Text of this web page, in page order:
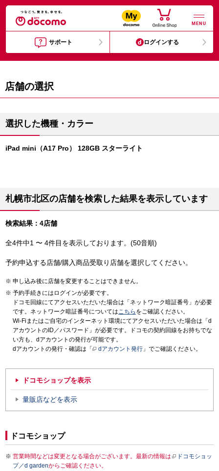
MENU
サポート ログインする
店舗の選択
選択した機種・カラー
iPad mini（A17 Pro） 128GB スターライト
札幌市北区の店舗を検索した結果を表示しています
検索結果：4店舗
全4件中1 〜 4件目を表示しております。(50音順)
予約申込する店舗/購入商品受取り店舗を選択してください。
申し込み後に店舗を変更することはできません。
予約手続きにはログインが必要です。
ドコモ回線にてアクセスいただいた場合は「ネットワーク暗証番号」が必要
です。ネットワーク暗証番号についてはこちら をご確認ください。
Wi-Fiまたはご自宅のインターネット環境にてアクセスいただいた場合は「d
アカウントのID／パスワード」が必要です。ドコモの契約回線をお持ちでな
い方も、dアカウントの発行が可能です。
dアカウントの発行・確認は「
dアカウント発行 」でご確認ください。
ドコモショップを表示
量販店などを表示
ドコモショップ
営業時間などは変更となる場合がございます。最新の情報は
ドコモショッ
プ／d gardenからご確認ください。